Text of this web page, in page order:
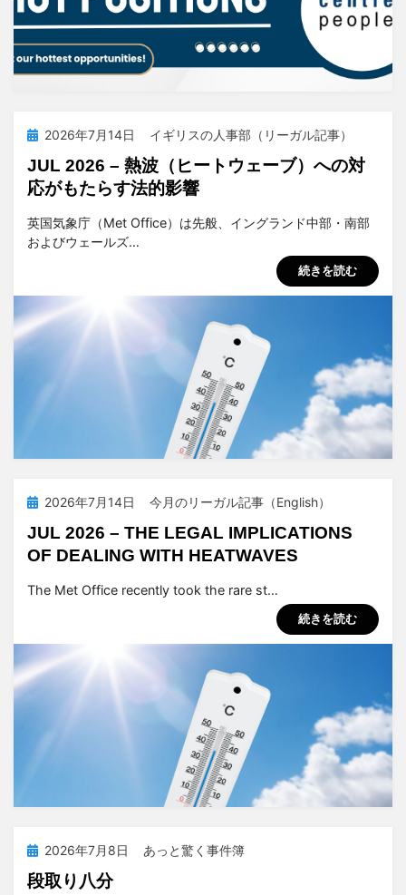
投
日:
2026年7月14日 イギリスの人事部（リーガル記事）
JUL 2026 – 熱波（ヒートウェーブ）への対
応がもたらす法的影響
投稿者tsuchiya
英国気象庁（Met Office）は先般、イングランド中部・南部
およびウェールズ…
続きを読む
投
日:
2026年7月14日 今月のリーガル記事（English）
JUL 2026 – THE LEGAL IMPLICATIONS
OF DEALING WITH HEATWAVES
投稿者tsuchiya
The Met Office recently took the rare st…
続きを読む
投
稿
日:
2026年7月8日 あっと驚く事件簿
段取り八分